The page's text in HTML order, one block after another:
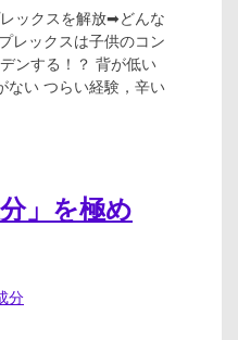
ックスを解放➡どんな
レックスは子供のコン
する！？ 背が低い
ない つらい経験，辛い
」を極め
分